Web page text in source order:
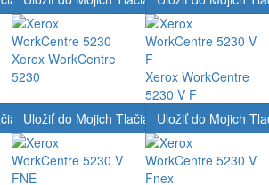
Xerox WorkCentre
5230
Xerox WorkCentre
5230 V F
Uložiť do Mojich TlačiarníUložiť do Mojich